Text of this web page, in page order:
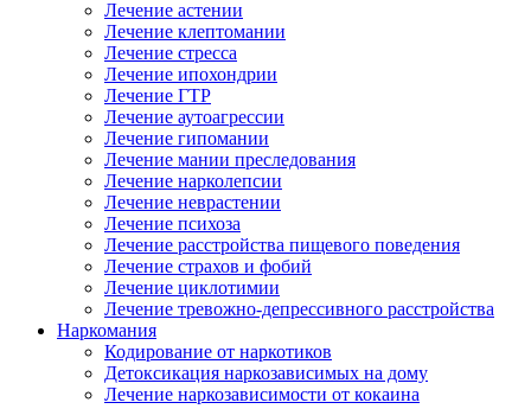
Лечение астении
Лечение клептомании
Лечение стресса
Лечение ипохондрии
Лечение ГТР
Лечение аутоагрессии
Лечение гипомании
Лечение мании преследования
Лечение нарколепсии
Лечение неврастении
Лечение психоза
Лечение расстройства пищевого поведения
Лечение страхов и фобий
Лечение циклотимии
Лечение тревожно-депрессивного расстройства
Наркомания
Кодирование от наркотиков
Детоксикация наркозависимых на дому
Лечение наркозависимости от кокаина